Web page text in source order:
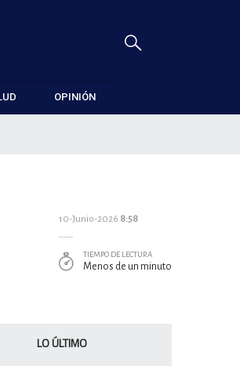
OPINIÓN
10-Junio-2026 8:58
TIEMPO DE LECTURA
Menos de un minuto
LO ÚLTIMO